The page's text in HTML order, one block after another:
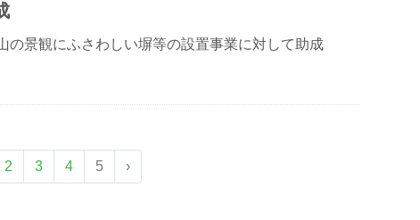
の景観にふさわしい塀等の設置事業に対して助成
2 3 4 5 ›